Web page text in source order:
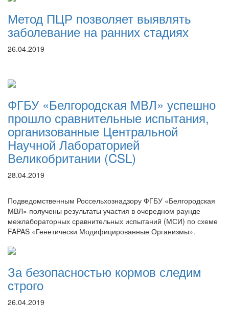
Метод ПЦР позволяет выявлять
заболевание на ранних стадиях
26.04.2019
ФГБУ «Белгородская МВЛ» успешно
прошло сравнительные испытания,
организованные Центральной
Научной Лабораторией
Великобритании (CSL)
28.04.2019
Подведомственным Россельхознадзору ФГБУ «Белгородская
МВЛ» получены результаты участия в очередном раунде
межлабораторных сравнительных испытаний (МСИ) по схеме
FAPAS «Генетически Модифицированные Организмы».
За безопасностью кормов следим
строго
26.04.2019